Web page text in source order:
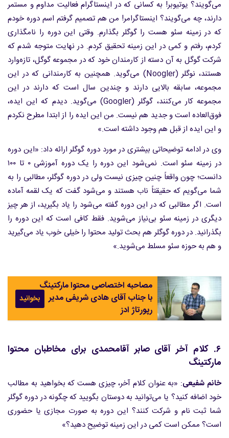
می‌گویند؟ یوتیوبر! به کسانی که در اینستاگرام فعالیت مداوم و مستمر
دارند، چه می‌گویند؟ اینستاگرامر! من هم تصمیم گرفتم اسم دوره خودم
که در زمینه سئو هست را گوگلر بگذارم. وقتی این دوره را نامگذاری
کردم، رفتم و کمی در این زمینه تحقیق کردم. در نهایت متوجه شدم که
شرکت گوگل به آن دسته از کارمندان خود که در مجموعه گوگل، تازه‌وارد
هستند، نوگلر (Noogler) می‌گوید. همچنین به کارمندانی که در این
مجموعه، سابقه بالایی دارند و چندین سال است که دارند در این
مجموعه کار می‌کنند، گوگلر (Googler) می‌گوید. دیدم که این ایده،
فوق‌العاده است و جدید هم نیست. من این ایده را از ابتدا مطرح نکردم
و این ایده از قبل هم وجود داشته است.»
وی در ادامه توضیحاتی بیشتری در مورد دوره گوگلر ارائه داد: «این دوره
در زمینه سئو است. نمی‌شود این دوره را یک دوره آموزشی ۰ تا ۱۰۰
دانست؛ چون واقعاً چنین چیزی نیست ولی در دوره گوگلر، مطالبی را به
شما می‌گویم که حقیقتاً ناب هستند و می‌شود گفت که یک لقمه آماده
است. اگر مطالبی که در این دوره گفته می‌شود را یاد بگیرید، از هر چیز
دیگری در زمینه سئو بی‌نیاز می‌شوید. فقط کافی است که این دوره را
بگذرانید. در دوره گوگلر هم بحث تولید محتوا را خیلی خوب یاد می‌گیرید
و هم به حوزه سئو مسلط می‌شوید.»
مصاحبه اختصاصی محتوا مارکتینگ
با جناب آقای هادی شریفی مدیر
رپورتاژ ادز
بخوانید
۶. کلام آخر آقای صابر آقامحمدی برای مخاطبان محتوا
مارکتینگ
خانم شفیعی: «به عنوان کلام آخر، چیزی هست که بخواهید به مطالب
خود اضافه کنید؟ یا می‌توانید به دوستان بگویید که چگونه در دوره گوگلر
شما ثبت نام و شرکت کنند؟ این دوره به صورت مجازی یا حضوری
است؟ ممکن است کمی در این زمینه توضیح دهید؟»